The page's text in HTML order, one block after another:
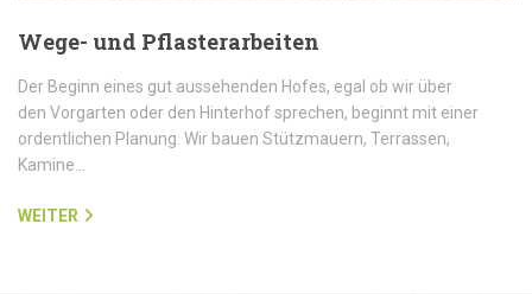
Wege- und Pflasterarbeiten
Der Beginn eines gut aussehenden Hofes, egal ob wir über
den Vorgarten oder den Hinterhof sprechen, beginnt mit einer
ordentlichen Planung. Wir bauen Stützmauern, Terrassen,
Kamine…
WEITER